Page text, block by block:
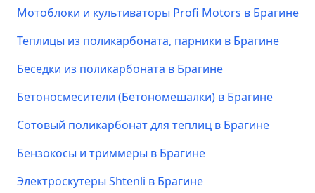
Мотоблоки и культиваторы Profi Motors в Брагине
Теплицы из поликарбоната, парники в Брагине
Беседки из поликарбоната в Брагине
Бетоносмесители (Бетономешалки) в Брагине
Сотовый поликарбонат для теплиц в Брагине
Бензокосы и триммеры в Брагине
Электроскутеры Shtenli в Брагине